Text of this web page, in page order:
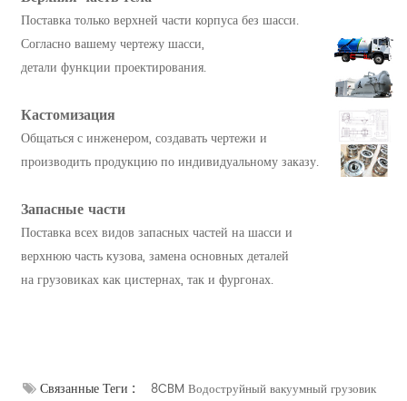
Поставка только верхней части корпуса без шасси.
Согласно вашему чертежу шасси,
детали функции проектирования.
Кастомизация
Общаться с инженером, создавать чертежи и
производить продукцию по индивидуальному заказу.
Запасные части
Поставка всех видов запасных частей на шасси и
верхнюю часть кузова, замена основных деталей
на грузовиках как цистернах, так и фургонах.
Связанные Теги :
8CBM Водоструйный вакуумный грузовик